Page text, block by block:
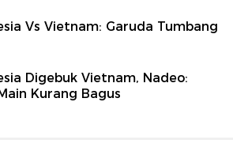
Vs Vietnam: Garuda Tumbang
Digebuk Vietnam, Nadeo:
Kurang Bagus